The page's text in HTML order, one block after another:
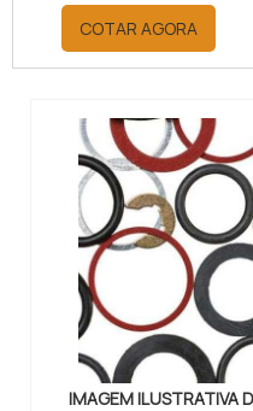
por meio da
descobrindo a
mercado.MAIS
HIDRÁULICO
TEMPERATURASe
papelão
temperatura
kaelved. Uma
know-how em
COTAR AGORA
IMAGEM ILUSTRATIVA